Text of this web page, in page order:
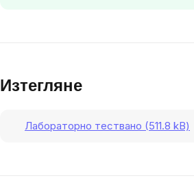
Изтегляне
Лабораторно тествано (511.8 kB)